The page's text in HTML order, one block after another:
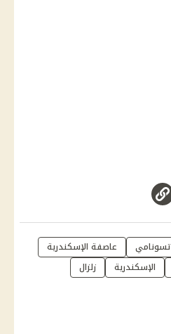
تسونامي
عاصفة الإسكندرية
الإسكندرية
زلزال